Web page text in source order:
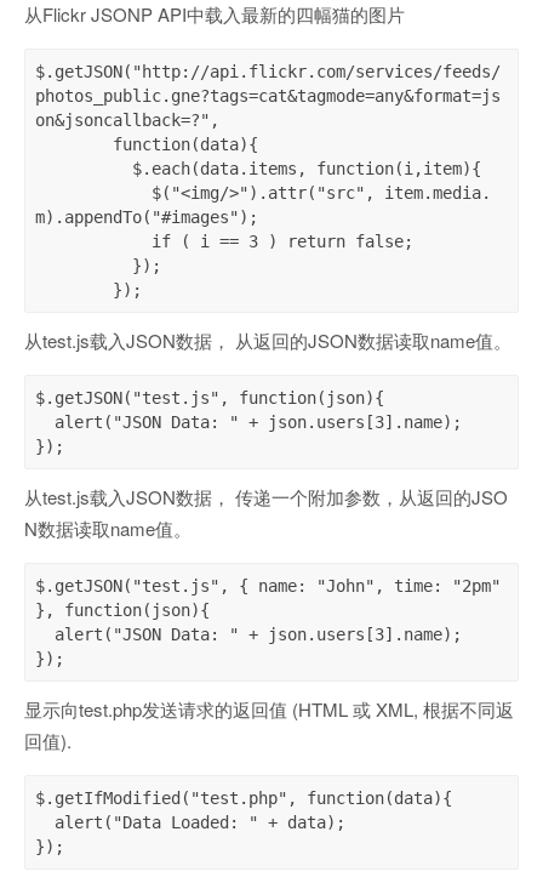
从Flickr JSONP API中载入最新的四幅猫的图片
$.getJSON("http://api.flickr.com/services/feeds/
photos_public.gne?tags=cat&tagmode=any&format=js
on&jsoncallback=?",
m).appendTo("#images");
        });
从test.js载入JSON数据， 从返回的JSON数据读取name值。
$.getJSON("test.js", function(json){
});
从test.js载入JSON数据， 传递一个附加参数，从返回的JSO
N数据读取name值。
$.getJSON("test.js", { name: "John", time: "2pm"
}, function(json){
});
显示向test.php发送请求的返回值 (HTML 或 XML, 根据不同返
回值).
$.getIfModified("test.php", function(data){
});